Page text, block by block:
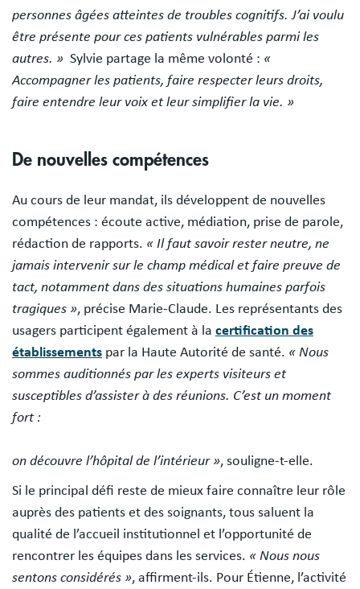
personnes âgées atteintes de troubles cognitifs. J’ai voulu
être présente pour ces patients vulnérables parmi les
autres. » Sylvie partage la même volonté : «
Accompagner les patients, faire respecter leurs droits,
faire entendre leur voix et leur simplifier la vie. »
De nouvelles compétences
Au cours de leur mandat, ils développent de nouvelles
compétences : écoute active, médiation, prise de parole,
rédaction de rapports. « Il faut savoir rester neutre, ne
jamais intervenir sur le champ médical et faire preuve de
tact, notamment dans des situations humaines parfois
tragiques », précise Marie-Claude. Les représentants des
usagers participent également à la certification des
établissements par la Haute Autorité de santé. « Nous
sommes auditionnés par les experts visiteurs et
susceptibles d’assister à des réunions. C’est un moment
fort :
on découvre l’hôpital de l’intérieur », souligne-t-elle.
Si le principal défi reste de mieux faire connaître leur rôle
auprès des patients et des soignants, tous saluent la
qualité de l’accueil institutionnel et l’opportunité de
rencontrer les équipes dans les services. « Nous nous
sentons considérés », affirment-ils. Pour Étienne, l’activité